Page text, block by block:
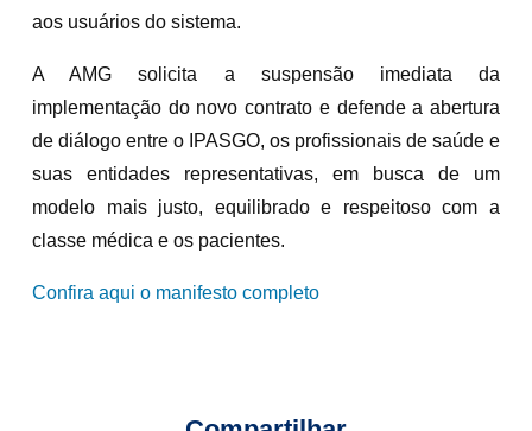
aos usuários do sistema.
A AMG solicita a suspensão imediata da
implementação do novo contrato e defende a abertura
de diálogo entre o IPASGO, os profissionais de saúde e
suas entidades representativas, em busca de um
modelo mais justo, equilibrado e respeitoso com a
classe médica e os pacientes.
Confira aqui o manifesto completo